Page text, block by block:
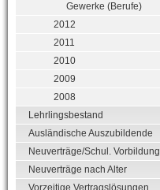
Gewerke (Berufe)
2012
2011
2010
2009
2008
Lehrlingsbestand
Ausländische Auszubildende
Neuverträge/Schul. Vorbildung
Neuverträge nach Alter
Vorzeitige Vertragslösungen